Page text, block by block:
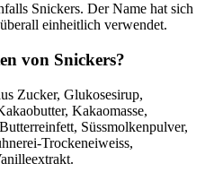
Snickers. Der Name hat sich
einheitlich verwendet.
von Snickers?
Zucker, Glukosesirup,
Kakaomasse,
Süssmolkenpulver,
Trockeneiweiss,